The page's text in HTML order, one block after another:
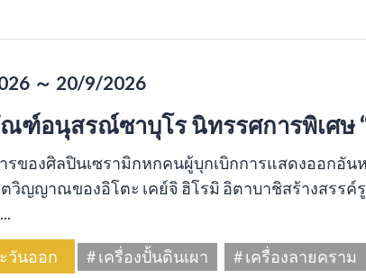
～ 20/9/2026
ฑ์อนุสรณ์ซาบุโร นิทรรศการพิเศษ
รของศิลปินเซรามิกหกคนผู้บุกเบิกการแสดงออกอั
วิญญาณของอิโตะ เคย์จิ ฮิโรมิ อิตาบาชิสร้างสรรค์
วันออก # เครื่องปั้นดินเผา # เครื่องลายคราม